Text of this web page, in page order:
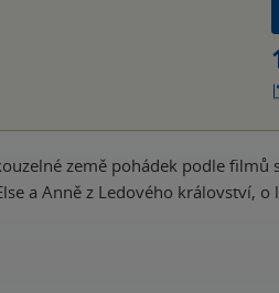
země pohádek podle filmů
a Anně z Ledového království,